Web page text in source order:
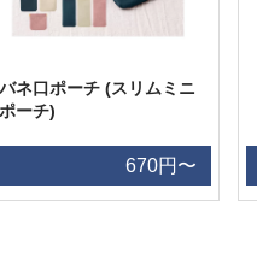
バネ口ポーチ (スリムミニ
ポーチ)
670円〜